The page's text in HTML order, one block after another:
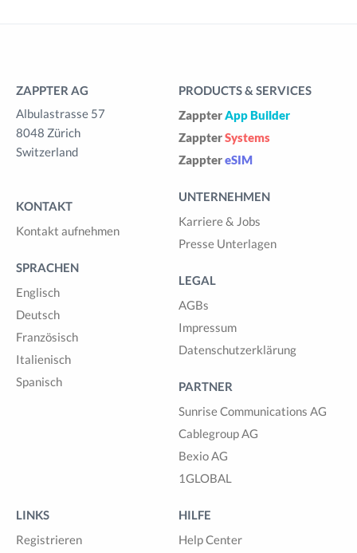
ZAPPTER AG
Albulastrasse 57
8048 Zürich
Switzerland
KONTAKT
Kontakt aufnehmen
SPRACHEN
Englisch
Deutsch
Französisch
Italienisch
Spanisch
PRODUCTS & SERVICES
ZappterApp Builder
ZappterSystems
ZapptereSIM
UNTERNEHMEN
Karriere & Jobs
Presse Unterlagen
LEGAL
AGBs
Impressum
Datenschutzerklärung
PARTNER
Sunrise Communications AG
Cablegroup AG
Bexio AG
1GLOBAL
LINKS
Registrieren
HILFE
Help Center